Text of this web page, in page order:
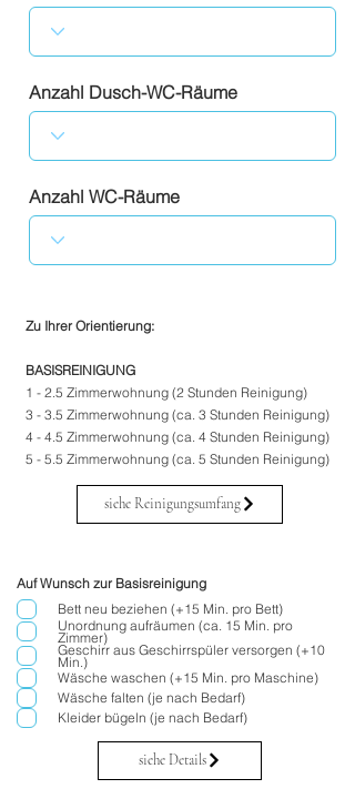
Anzahl Dusch-WC-Räume
Anzahl WC-Räume
Zu Ihrer Orientierung:
BASISREINIGUNG
1 - 2.5 Zimmerwohnung (2 Stunden Reinigung)
3 - 3.5 Zimmerwohnung (ca. 3 Stunden Reinigung)
4 - 4.5 Zimmerwohnung (ca. 4 Stunden Reinigung)
5 - 5.5 Zimmerwohnung (ca. 5 Stunden Reinigung)
siehe Reinigungsumfang
Auf Wunsch zur Basisreinigung
Bett neu beziehen (+15 Min. pro Bett)
Unordnung aufräumen (ca. 15 Min. pro
Zimmer)
Geschirr aus Geschirrspüler versorgen (+10
Min.)
Wäsche waschen (+15 Min. pro Maschine)
Wäsche falten (je nach Bedarf)
Kleider bügeln (je nach Bedarf)
siehe Details